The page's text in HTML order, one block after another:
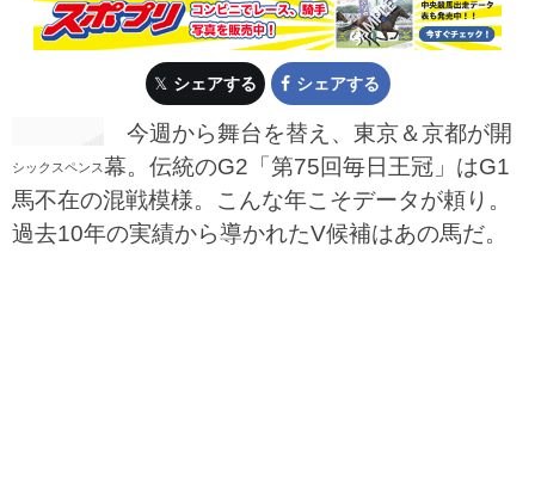
シェアする シェアする
シックスペンス
今週から舞台を替え、東京＆京都が開
幕。伝統のG2「第75回毎日王冠」はG1
馬不在の混戦模様。こんな年こそデータが頼り。
過去10年の実績から導かれたV候補はあの馬だ。